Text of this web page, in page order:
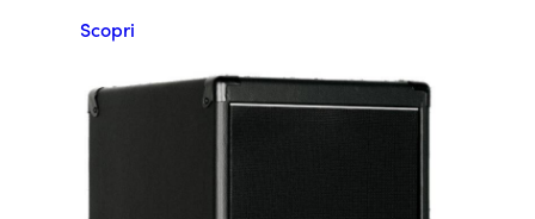
Scopri